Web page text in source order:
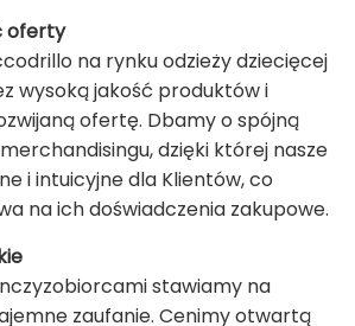
oferty
na rynku odzieży dziecięcej
wysoką jakość produktów i
ofertę. Dbamy o spójną
dzięki której nasze
i intuicyjne dla Klientów, co
na ich doświadczenia zakupowe.
stawiamy na
zaufanie. Cenimy otwartą